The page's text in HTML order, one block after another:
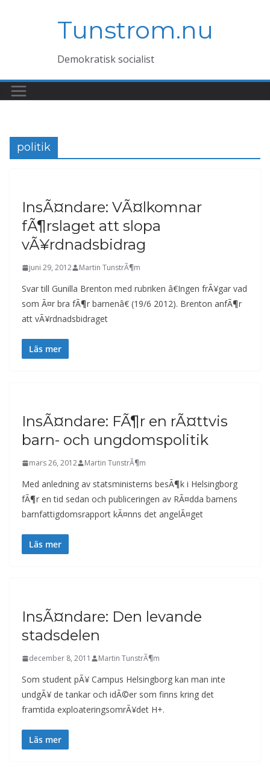
Tunstrom.nu
Demokratisk socialist
politik
InsÃ¤ndare: VÃ¤lkomnar
fÃ¶rslaget att slopa
vÃ¥rdnadsbidrag
juni 29, 2012 Martin TunstrÃ¶m
Svar till Gunilla Brenton med rubriken â€Ingen frÃ¥gar vad
som Ã¤r bra fÃ¶r barnenâ€ (19/6 2012). Brenton anfÃ¶r
att vÃ¥rdnadsbidraget
Läs mer
InsÃ¤ndare: FÃ¶r en rÃ¤ttvis
barn- och ungdomspolitik
mars 26, 2012 Martin TunstrÃ¶m
Med anledning av statsministerns besÃ¶k i Helsingborg
fÃ¶r en tid sedan och publiceringen av RÃ¤dda barnens
barnfattigdomsrapport kÃ¤nns det angelÃ¤get
Läs mer
InsÃ¤ndare: Den levande
stadsdelen
december 8, 2011 Martin TunstrÃ¶m
Som student pÃ¥ Campus Helsingborg kan man inte
undgÃ¥ de tankar och idÃ©er som finns kring det
framtida exploateringsomrÃ¥det H+.
Läs mer